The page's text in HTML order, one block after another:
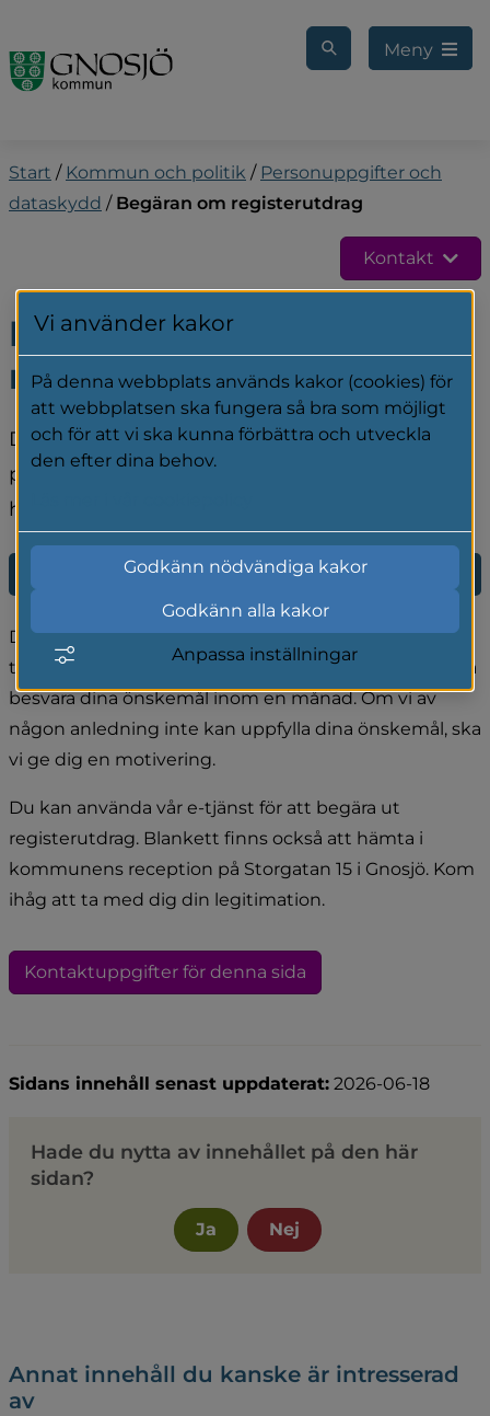
Meny
Start / Kommun och politik / Personuppgifter och
dataskydd / Begäran om registerutdrag
Kontakt
Begäran om
registerutdrag
Du kan begära att få information om vilka
personuppgifter som finns registrerade om dig
hos oss. Då får du ett så kallat registerutdrag.
E-tjänst för begäran om registerutdrag
Du har rätt att begära ut ett registerutdrag, där du
tydligt anger vilken information du vill ta del av. Vi ska
besvara dina önskemål inom en månad. Om vi av
någon anledning inte kan uppfylla dina önskemål, ska
vi ge dig en motivering.
Du kan använda vår e-tjänst för att begära ut
registerutdrag. Blankett finns också att hämta i
kommunens reception på Storgatan 15 i Gnosjö. Kom
ihåg att ta med dig din legitimation.
Kontaktuppgifter för denna sida
Sidans innehåll senast uppdaterat: 2026-06-18
Hade du nytta av innehållet på den här
sidan?
Ja Nej
Annat innehåll du kanske är intresserad
av
Vi använder kakor
På denna webbplats används kakor (cookies) för
att webbplatsen ska fungera så bra som möjligt
och för att vi ska kunna förbättra och utveckla
den efter dina behov.
Godkänn nödvändiga kakor
Godkänn alla kakor
Anpassa inställningar